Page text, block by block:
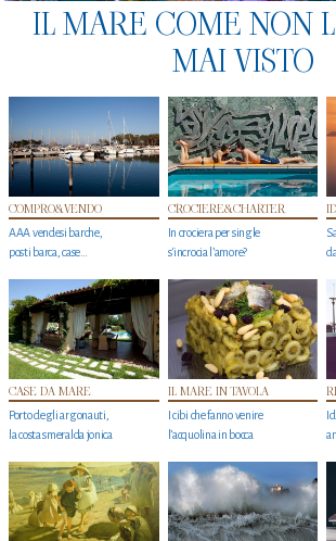
IL MARE COME NON
MAI VISTO
COMPRO&VENDO
AAA vendesi barche,
posti barca, case…
CROCIERE&CHARTER
In crociera per single
s'incrocia l’amore?
CASE DA MARE
Porto degli argonauti,
la costa smeralda jonica
IL MARE IN TAVOLA
I cibi che fanno venire
l’acquolina in bocca